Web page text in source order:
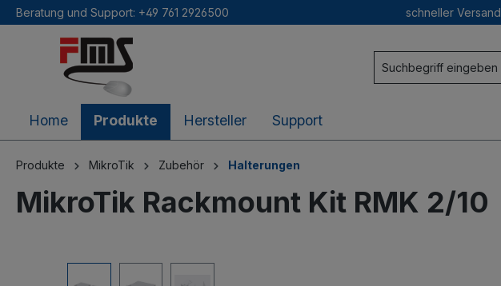
springen
Beratung und Support: +49 761 2926500 schneller Versand
Home Produkte Hersteller Support
Produkte MikroTik Zubehör Halterungen
MikroTik Rackmount Kit RMK 2/10